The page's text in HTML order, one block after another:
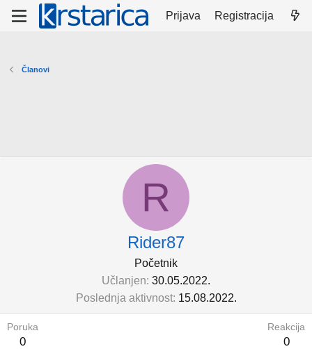
Prijava Registracija
Članovi
R
Rider87
Početnik
Učlanjen 30.05.2022.
Poslednja aktivnost 15.08.2022.
Poruka
0
Reakcija
0